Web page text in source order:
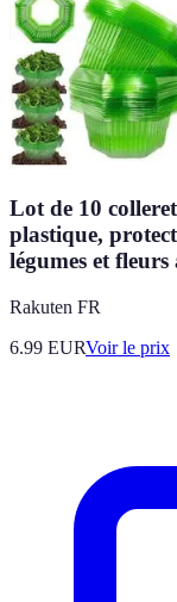
Lot de 10
plastique,
légumes et
Rakuten FR
6.99 EURVoir le prix